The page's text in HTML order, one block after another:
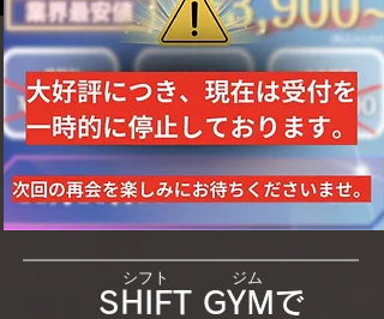
SHIFT GYMで
​シフト ジム